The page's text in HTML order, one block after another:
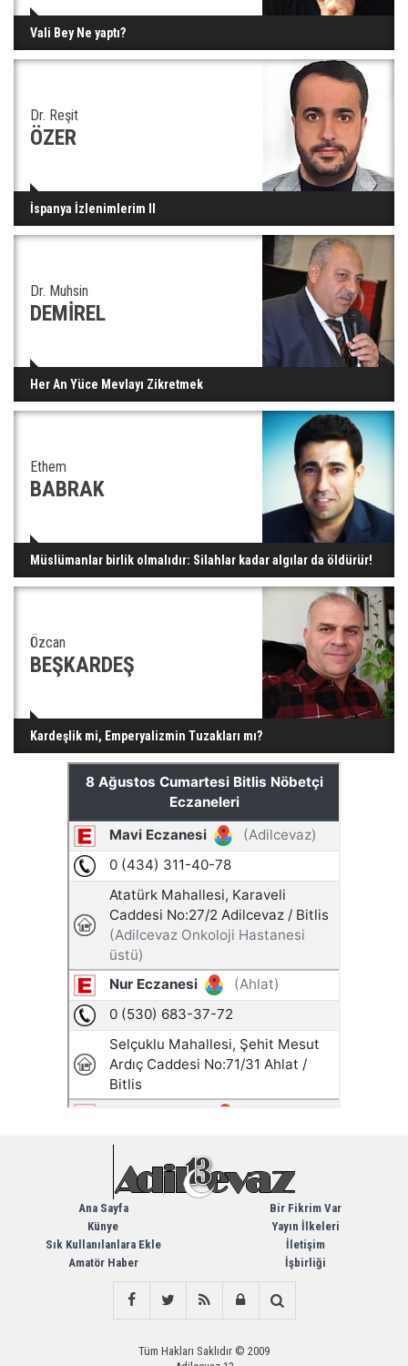
Vali Bey Ne yaptı?
Dr. Reşit
ÖZER
İspanya İzlenimlerim II
Dr. Muhsin
DEMİREL
Her An Yüce Mevlayı Zikretmek
Ethem
BABRAK
Müslümanlar birlik olmalıdır: Silahlar kadar algılar da öldürür!
Özcan
BEŞKARDEŞ
Kardeşlik mi, Emperyalizmin Tuzakları mı?
Ana Sayfa
Künye
Sık Kullanılanlara Ekle
Amatör Haber
Bir Fikrim Var
Yayın İlkeleri
İletişim
İşbirliği
Tüm Hakları Saklıdır © 2009